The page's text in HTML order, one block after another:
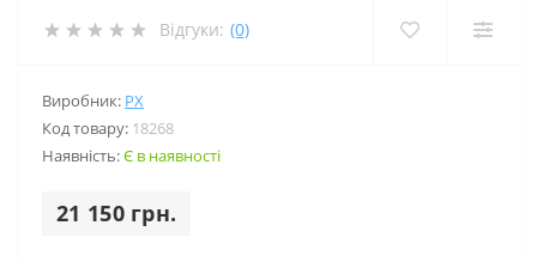
Відгуки: (0)
Виробник: PX
Код товару: 18268
Наявність:Є в наявності
21 150 грн.